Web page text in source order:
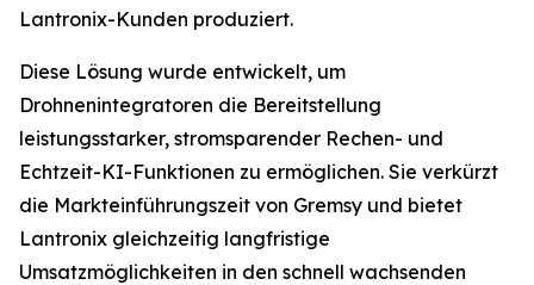
Lantronix-Kunden produziert.
Diese Lösung wurde entwickelt, um
Drohnenintegratoren die Bereitstellung
leistungsstarker, stromsparender Rechen- und
Echtzeit-KI-Funktionen zu ermöglichen. Sie verkürzt
die Markteinführungszeit von Gremsy und bietet
Lantronix gleichzeitig langfristige
Umsatzmöglichkeiten in den schnell wachsenden